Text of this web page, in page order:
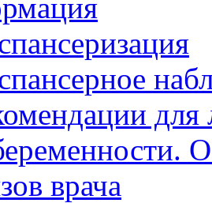
для
врача